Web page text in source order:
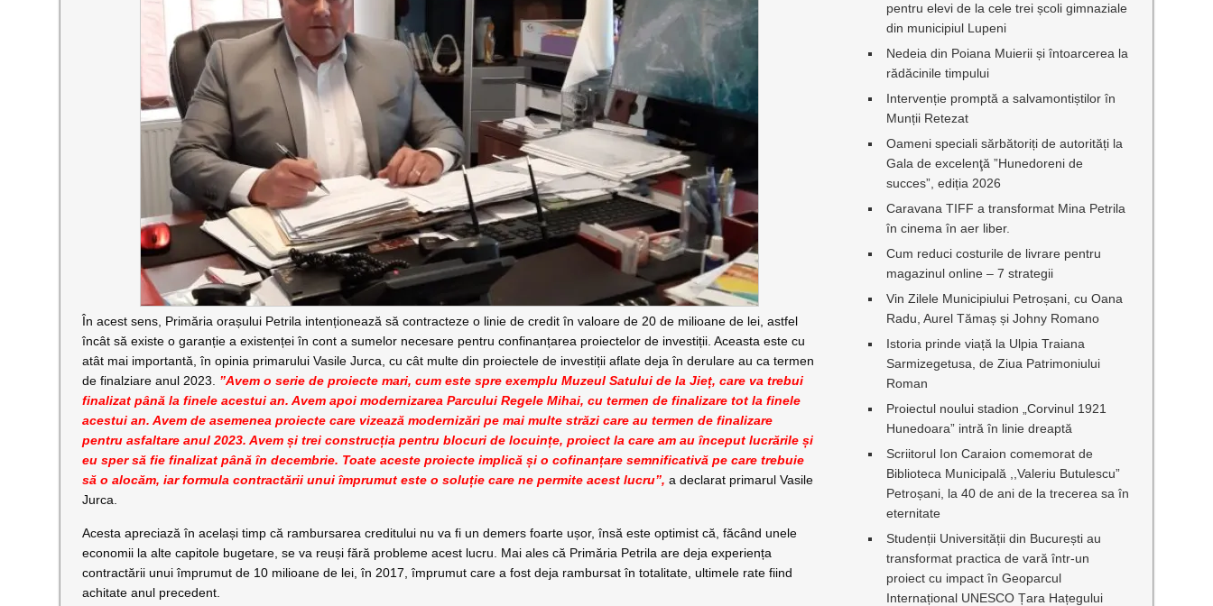
În acest sens, Primăria orașului Petrila intenționează să contracteze o linie de credit în valoare de 20 de milioane de lei, astfel
încât să existe o garanție a existenței în cont a sumelor necesare pentru confinanțarea proiectelor de investiții. Aceasta este cu
atât mai importantă, în opinia primarului Vasile Jurca, cu cât multe din proiectele de investiții aflate deja în derulare au ca termen
de finalziare anul 2023. ”Avem o serie de proiecte mari, cum este spre exemplu Muzeul Satului de la Jieț, care va trebui
finalizat până la finele acestui an. Avem apoi modernizarea Parcului Regele Mihai, cu termen de finalizare tot la finele
acestui an. Avem de asemenea proiecte care vizează modernizări pe mai multe străzi care au termen de finalizare
pentru asfaltare anul 2023. Avem și trei construcția pentru blocuri de locuințe, proiect la care am au început lucrările și
eu sper să fie finalizat până în decembrie. Toate aceste proiecte implică și o cofinanțare semnificativă pe care trebuie
să o alocăm, iar formula contractării unui împrumut este o soluție care ne permite acest lucru”, a declarat primarul Vasile
Jurca.
Acesta apreciază în același timp că rambursarea creditului nu va fi un demers foarte ușor, însă este optimist că, făcând unele
economii la alte capitole bugetare, se va reuși fără probleme acest lucru. Mai ales că Primăria Petrila are deja experiența
contractării unui împrumut de 10 milioane de lei, în 2017, împrumut care a fost deja rambursat în totalitate, ultimele rate fiind
achitate anul precedent.
pentru elevi de la cele trei școli gimnaziale
din municipiul Lupeni
Nedeia din Poiana Muierii și întoarcerea la
rădăcinile timpului
Intervenție promptă a salvamontiștilor în
Munții Retezat
Oameni speciali sărbătoriți de autorități la
Gala de excelenţă ”Hunedoreni de
succes”, ediția 2026
Caravana TIFF a transformat Mina Petrila
în cinema în aer liber.
Cum reduci costurile de livrare pentru
magazinul online – 7 strategii
Vin Zilele Municipiului Petroșani, cu Oana
Radu, Aurel Tămaș și Johny Romano
Istoria prinde viață la Ulpia Traiana
Sarmizegetusa, de Ziua Patrimoniului
Roman
Proiectul noului stadion „Corvinul 1921
Hunedoara” intră în linie dreaptă
Scriitorul Ion Caraion comemorat de
Biblioteca Municipală ,,Valeriu Butulescu”
Petroșani, la 40 de ani de la trecerea sa în
eternitate
Studenții Universității din București au
transformat practica de vară într-un
proiect cu impact în Geoparcul
Internațional UNESCO Țara Hațegului